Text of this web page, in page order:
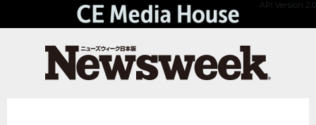
API Version 2.0